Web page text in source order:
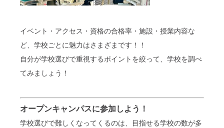
イベント・アクセス ・ 資格の合格率 ・ 施設 ・ 授業内容な
ど、学校ごとに魅力はさまざまです！！
自分が学校選びで重視するポイントを絞って、学校を調べ
てみましょう！
オープンキャンパスに参加しよう！
学校選びで難しくなってくるのは、目指せる学校の数が多